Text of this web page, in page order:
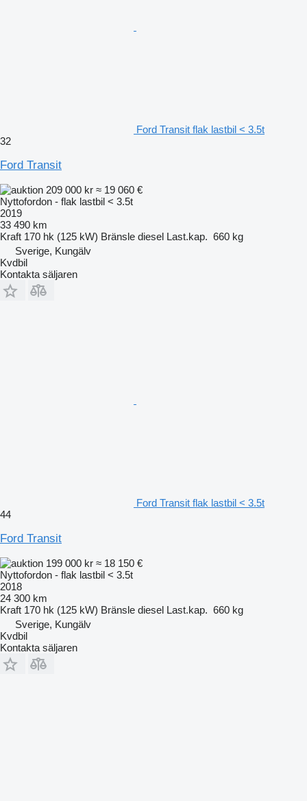
Ford Transit flak lastbil < 3.5t
32
Ford Transit
209 000 kr ≈ 19 060 €
Nyttofordon - flak lastbil < 3.5t
2019
33 490 km
Kraft 170 hk (125 kW) Bränsle diesel Last.kap. 660 kg
Sverige, Kungälv
Kvdbil
Kontakta säljaren
Ford Transit flak lastbil < 3.5t
44
Ford Transit
199 000 kr ≈ 18 150 €
Nyttofordon - flak lastbil < 3.5t
2018
24 300 km
Kraft 170 hk (125 kW) Bränsle diesel Last.kap. 660 kg
Sverige, Kungälv
Kvdbil
Kontakta säljaren